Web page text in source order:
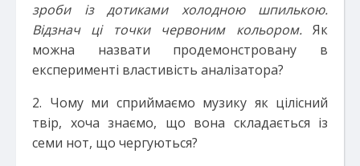
зроби із дотиками холодною шпилькою.
Відзнач ці точки червоним кольором. Як
можна назвати продемонстровану в
експерименті властивість аналізатора?
2. Чому ми сприймаємо музику як цілісний
твір, хоча знаємо, що вона складається із
семи нот, що чергуються?